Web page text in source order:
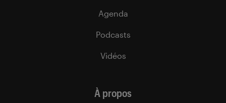
Agenda
Podcasts
Vidéos
À propos